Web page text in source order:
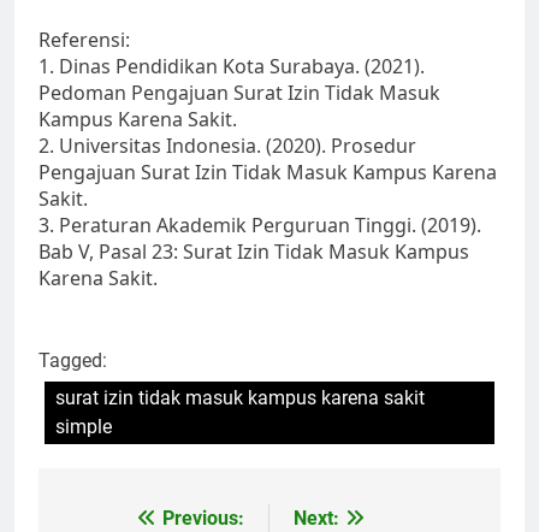
Referensi:
1. Dinas Pendidikan Kota Surabaya. (2021).
Pedoman Pengajuan Surat Izin Tidak Masuk
Kampus Karena Sakit.
2. Universitas Indonesia. (2020). Prosedur
Pengajuan Surat Izin Tidak Masuk Kampus Karena
Sakit.
3. Peraturan Akademik Perguruan Tinggi. (2019).
Bab V, Pasal 23: Surat Izin Tidak Masuk Kampus
Karena Sakit.
Tagged:
surat izin tidak masuk kampus karena sakit
simple
Previous: Next: